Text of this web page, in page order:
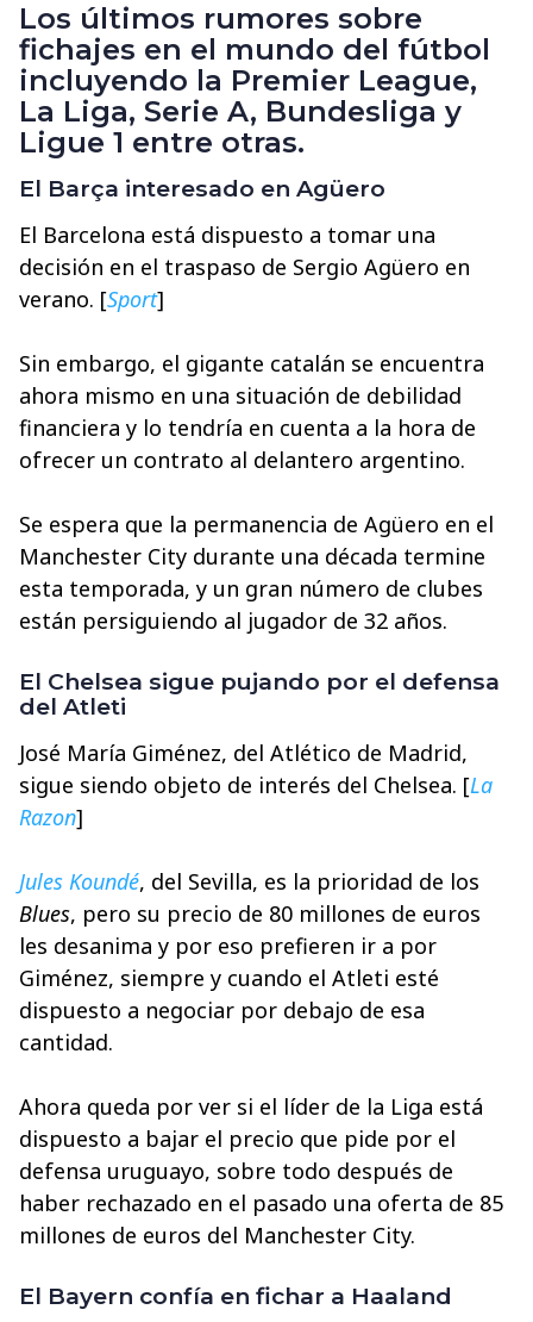
Los últimos rumores sobre
fichajes en el mundo del fútbol
incluyendo la Premier League,
La Liga, Serie A, Bundesliga y
Ligue 1 entre otras.
El Barça interesado en Agüero
El Barcelona está dispuesto a tomar una
decisión en el traspaso de Sergio Agüero en
verano. [Sport]
Sin embargo, el gigante catalán se encuentra
ahora mismo en una situación de debilidad
financiera y lo tendría en cuenta a la hora de
ofrecer un contrato al delantero argentino.
Se espera que la permanencia de Agüero en el
Manchester City durante una década termine
esta temporada, y un gran número de clubes
están persiguiendo al jugador de 32 años.
El Chelsea sigue pujando por el defensa
del Atleti
José María Giménez, del Atlético de Madrid,
sigue siendo objeto de interés del Chelsea. [La
Razon]
Jules Koundé, del Sevilla, es la prioridad de los
Blues, pero su precio de 80 millones de euros
les desanima y por eso prefieren ir a por
Giménez, siempre y cuando el Atleti esté
dispuesto a negociar por debajo de esa
cantidad.
Ahora queda por ver si el líder de la Liga está
dispuesto a bajar el precio que pide por el
defensa uruguayo, sobre todo después de
haber rechazado en el pasado una oferta de 85
millones de euros del Manchester City.
El Bayern confía en fichar a Haaland